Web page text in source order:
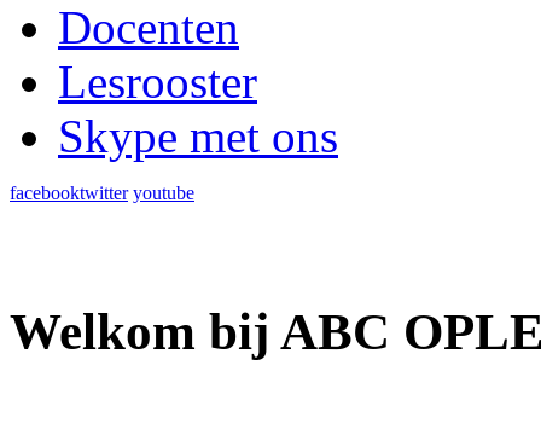
Docenten
Lesrooster
Skype met ons
facebooktwitter youtube
Welkom bij ABC